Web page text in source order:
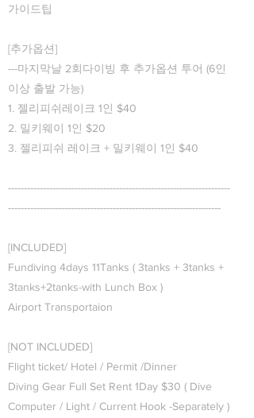
가이드팁
[추가옵션]
---마지막날 2회다이빙 후 추가옵션 투어 (6인
이상 출발 가능)
1. 젤리피쉬레이크 1인 $40
2. 밀키웨이 1인 $20
3. 젤리피쉬 레이크 + 밀키웨이 1인 $40
----------------------------------------------------------------------
-------------------------------------------------------------------
[INCLUDED]
Fundiving 4days 11Tanks ( 3tanks + 3tanks +
3tanks+2tanks-with Lunch Box )
Airport Transportaion
[NOT INCLUDED]
Flight ticket/ Hotel / Permit /Dinner
Diving Gear Full Set Rent 1Day $30 ( Dive
Computer / Light / Current Hook -Separately )